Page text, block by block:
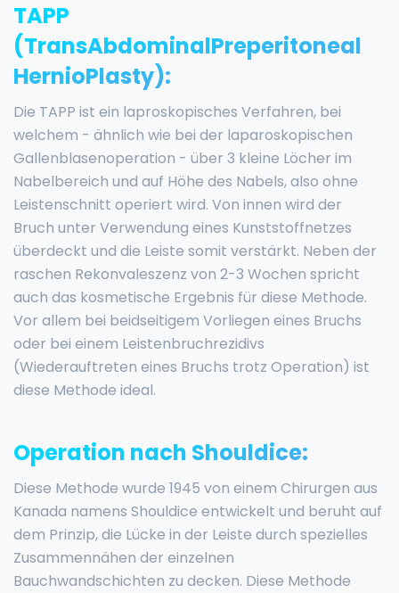
TAPP
(TransAbdominalPreperitoneal
HernioPlasty):
Die TAPP ist ein laproskopisches Verfahren, bei
welchem - ähnlich wie bei der laparoskopischen
Gallenblasenoperation - über 3 kleine Löcher im
Nabelbereich und auf Höhe des Nabels, also ohne
Leistenschnitt operiert wird. Von innen wird der
Bruch unter Verwendung eines Kunststoffnetzes
überdeckt und die Leiste somit verstärkt. Neben der
raschen Rekonvaleszenz von 2-3 Wochen spricht
auch das kosmetische Ergebnis für diese Methode.
Vor allem bei beidseitigem Vorliegen eines Bruchs
oder bei einem Leistenbruchrezidivs
(Wiederauftreten eines Bruchs trotz Operation) ist
diese Methode ideal.
Operation nach Shouldice:
Diese Methode wurde 1945 von einem Chirurgen aus
Kanada namens Shouldice entwickelt und beruht auf
dem Prinzip, die Lücke in der Leiste durch spezielles
Zusammennähen der einzelnen
Bauchwandschichten zu decken. Diese Methode